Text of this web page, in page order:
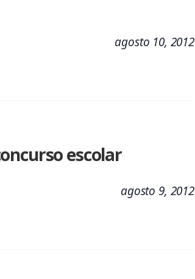
agosto 10, 2012
escolar
agosto 9, 2012